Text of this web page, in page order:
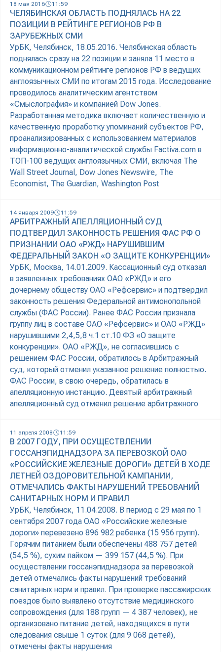
18 мая 2016 11:59
ЧЕЛЯБИНСКАЯ ОБЛАСТЬ ПОДНЯЛАСЬ НА 22
ПОЗИЦИИ В РЕЙТИНГЕ РЕГИОНОВ РФ В
ЗАРУБЕЖНЫХ СМИ
УрБК, Челябинск, 18.05.2016. Челябинская область
поднялась сразу на 22 позиции и заняла 11 место в
коммуникационном рейтинге регионов РФ в ведущих
англоязычных СМИ по итогам 2015 года. Исследование
проводилось аналитическим агентством
«Смыслография» и компанией Dow Jones.
Разработанная методика включает количественную и
качественную проработку упоминаний субъектов РФ,
проанализированных с использованием материалов
информационно-аналитической службы Factiva.com в
ТОП-100 ведущих англоязычных СМИ, включая The
Wall Street Journal, Dow Jones Newswire, The
Economist, The Guardian, Washington Post
14 января 2009 11:59
АРБИТРАЖНЫЙ АПЕЛЛЯЦИОННЫЙ СУД
ПОДТВЕРДИЛ ЗАКОННОСТЬ РЕШЕНИЯ ФАС РФ О
ПРИЗНАНИИ ОАО «РЖД» НАРУШИВШИМ
ФЕДЕРАЛЬНЫЙ ЗАКОН «О ЗАЩИТЕ КОНКУРЕНЦИИ»
УрБК, Москва, 14.01.2009. Кассационный суд отказал
в заявленных требованиях ОАО «РЖД» и его
дочернему обществу ОАО «Рефсервис» и подтвердил
законность решения Федеральной антимонопольной
службы (ФАС России). Ранее ФАС России признала
группу лиц в составе ОАО «Рефсервис» и ОАО «РЖД»
нарушившими 2,4,5,8 ч.1 ст.10 ФЗ «О защите
конкуренции». ОАО «РЖД», не согласившись с
решением ФАС России, обратилось в Арбитражный
суд, который отменил указанное решение полностью.
ФАС России, в свою очередь, обратилась в
апелляционную инстанцию. Девятый арбитражный
апелляционный суд отменил решение арбитражного
11 апреля 2008 11:59
В 2007 ГОДУ, ПРИ ОСУЩЕСТВЛЕНИИ
ГОССАНЭПИДНАДЗОРА ЗА ПЕРЕВОЗКОЙ ОАО
«РОССИЙСКИЕ ЖЕЛЕЗНЫЕ ДОРОГИ» ДЕТЕЙ В ХОДЕ
ЛЕТНЕЙ ОЗДОРОВИТЕЛЬНОЙ КАМПАНИИ,
ОТМЕЧАЛИСЬ ФАКТЫ НАРУШЕНИЙ ТРЕБОВАНИЙ
САНИТАРНЫХ НОРМ И ПРАВИЛ
УрБК, Челябинск, 11.04.2008. В период с 29 мая по 1
сентября 2007 года ОАО «Российские железные
дороги» перевезено 896 982 ребенка (15 956 групп).
Горячим питанием были обеспечены 488 757 детей
(54,5 %), сухим пайком — 399 157 (44,5 %). При
осуществлении госсанэпиднадзора за перевозкой
детей отмечались факты нарушений требований
санитарных норм и правил. При проверке пассажирских
поездов было выявлено отсутствие медицинского
сопровождения (для 188 групп — 4 387 человек), не
организовано питание детей, находящихся в пути
следования свыше 1 суток (для 9 068 детей),
отмечены факты нарушения